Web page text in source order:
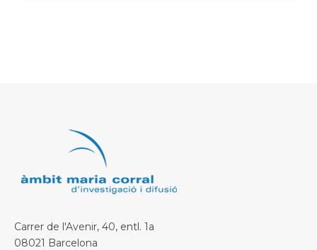
Carrer de l'Avenir, 40, entl. 1a
08021 Barcelona